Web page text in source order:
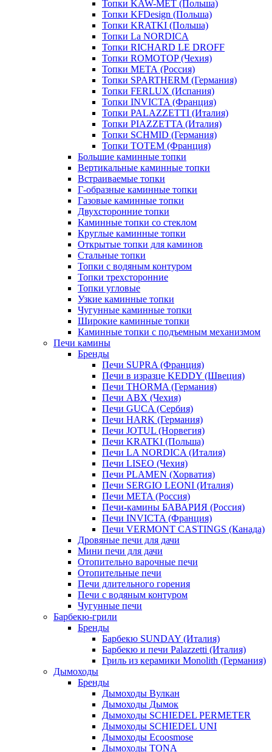
Топки KAW-MET (Польша)
Топки KFDesign (Польша)
Топки KRATKI (Польша)
Топки La NORDICA
Топки RICHARD LE DROFF
Топки ROMOTOP (Чехия)
Топки МЕТА (Россия)
Топки SPARTHERM (Германия)
Топки FERLUX (Испания)
Топки INVICTA (Франция)
Топки PALAZZETTI (Италия)
Топки PIAZZETTA (Италия)
Топки SCHMID (Германия)
Топки TOTEM (Франция)
Большие каминные топки
Вертикальные каминные топки
Встраиваемые топки
Г-образные каминные топки
Газовые каминные топки
Двухсторонние топки
Каминные топки со стеклом
Круглые каминные топки
Открытые топки для каминов
Стальные топки
Топки с водяным контуром
Топки трехсторонние
Топки угловые
Узкие каминные топки
Чугунные каминные топки
Широкие каминные топки
Каминные топки с подъемным механизмом
Печи камины
Бренды
Печи SUPRA (Франция)
Печи в изразце KEDDY (Швеция)
Печи THORMA (Германия)
Печи ABX (Чехия)
Печи GUCA (Сербия)
Печи HARK (Германия)
Печи JOTUL (Норвегия)
Печи KRATKI (Польша)
Печи LA NORDICA (Италия)
Печи LISEO (Чехия)
Печи PLAMEN (Хорватия)
Печи SERGIO LEONI (Италия)
Печи META (Россия)
Печи-камины БАВАРИЯ (Россия)
Печи INVICTA (Франция)
Печи VERMONT CASTINGS (Канада)
Дровяные печи для дачи
Мини печи для дачи
Отопительно варочные печи
Отопительные печи
Печи длительного горения
Печи с водяным контуром
Чугунные печи
Барбекю-грили
Бренды
Барбекю SUNDAY (Италия)
Барбекю и печи Palazzetti (Италия)
Гриль из керамики Monolith (Германия)
Дымоходы
Бренды
Дымоходы Вулкан
Дымоходы Дымок
Дымоходы SCHIEDEL PERMETER
Дымоходы SCHIEDEL UNI
Дымоходы Ecoosmose
Дымоходы TONA